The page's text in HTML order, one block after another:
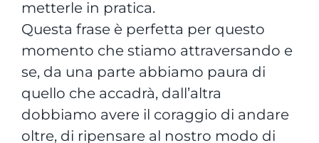
metterle in pratica.
Questa frase è perfetta per questo
momento che stiamo attraversando e
se, da una parte abbiamo paura di
quello che accadrà, dall’altra
dobbiamo avere il coraggio di andare
oltre, di ripensare al nostro modo di